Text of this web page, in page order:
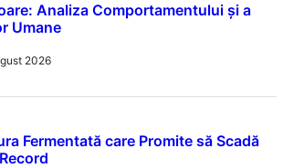
Analiza Comportamentului și a
Umane
2026
Fermentată care Promite să Scadă